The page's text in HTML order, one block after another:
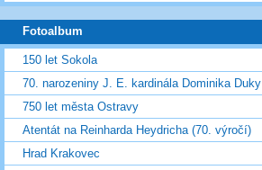
Fotoalbum
150 let Sokola
70. narozeniny J. E. kardinála Dominika Duky
750 let města Ostravy
Atentát na Reinharda Heydricha (70. výročí)
Hrad Krakovec